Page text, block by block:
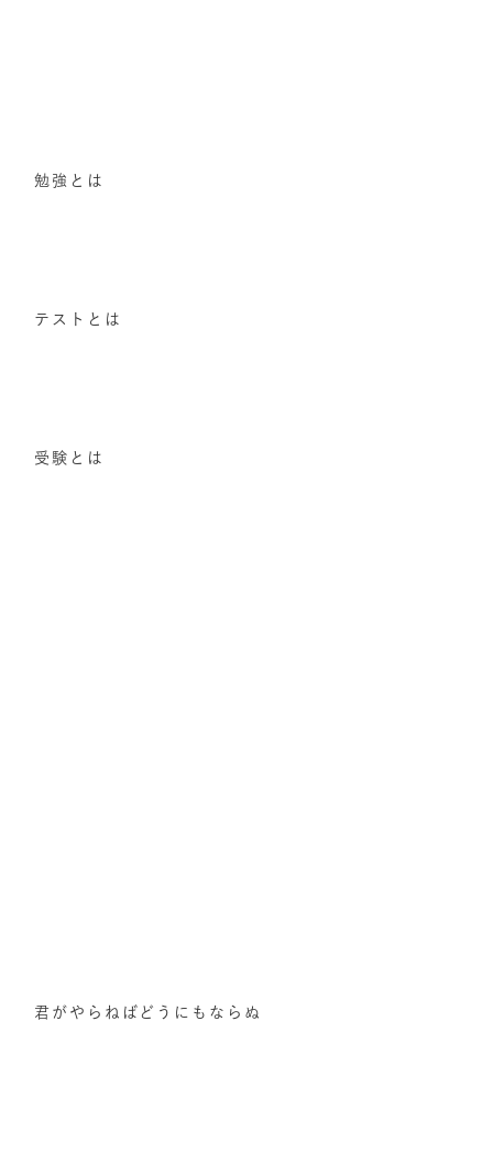
勉強とは
テストとは
受験とは
君がやらねばどうにもならぬ